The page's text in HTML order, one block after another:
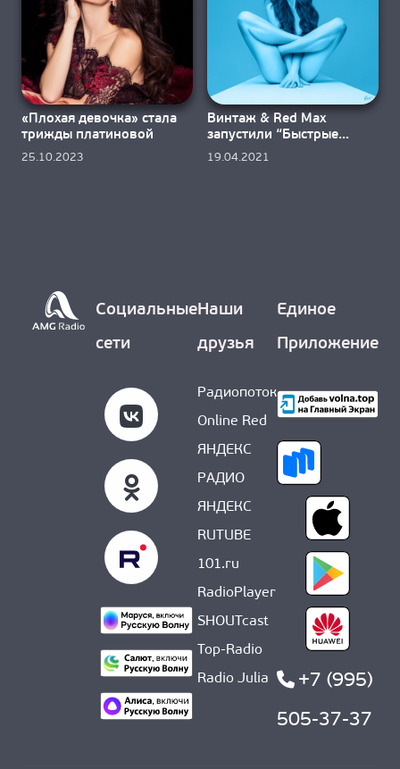
«Плохая девочка» стала
трижды платиновой
25.10.2023
Винтаж & Red Max
запустили “Быстрые
движения”
19.04.2021
Социальные
сети
Наши
друзья
Радиопоток
Online Red
ЯНДЕКС
РАДИО
ЯНДЕКС
RUTUBE
101.ru
RadioPlayer
SHOUTcast
Top-Radio
Radio Julia
Единое
Приложение
+7 (995)
505-37-37